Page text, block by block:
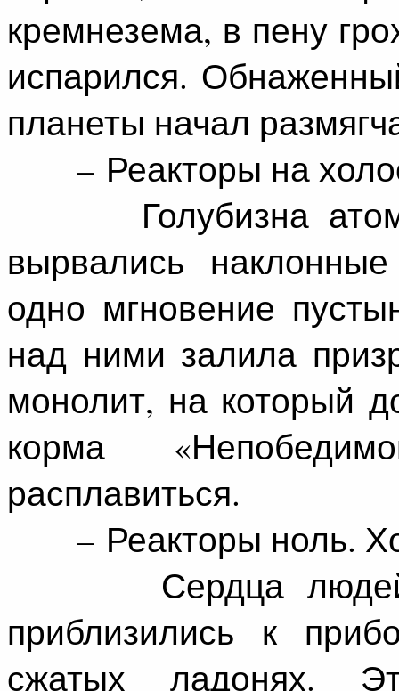
кремнезема, в пену
испарился.
планеты начал
– Реакторы на
Голубизна
вырвались
одно мгновение
над ними залила
монолит, на который
корма
расплавиться.
– Реакторы ноль.
Сердца людей
приблизились к
сжатых ладонях.